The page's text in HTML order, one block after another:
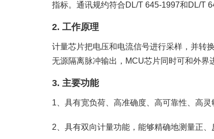
指标。通讯规约符合DL/T 645-1997和DL/T
2. 工作原理
计量芯片把电压和电流信号进行采样，并转
无源隔离脉冲输出，MCU芯片同时可和外界
3. 主要功能
1、具有宽负荷、高准确度、高可靠性、高灵
2、具有双向计量功能，能够精确地测量正